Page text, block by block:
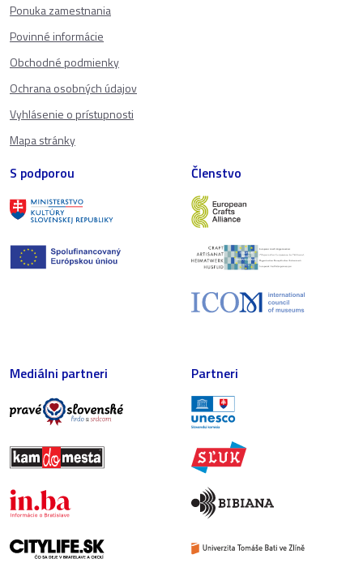
Ponuka zamestnania
Povinné informácie
Obchodné podmienky
Ochrana osobných údajov
Vyhlásenie o prístupnosti
Mapa stránky
S podporou Členstvo
Mediálni partneri Partneri